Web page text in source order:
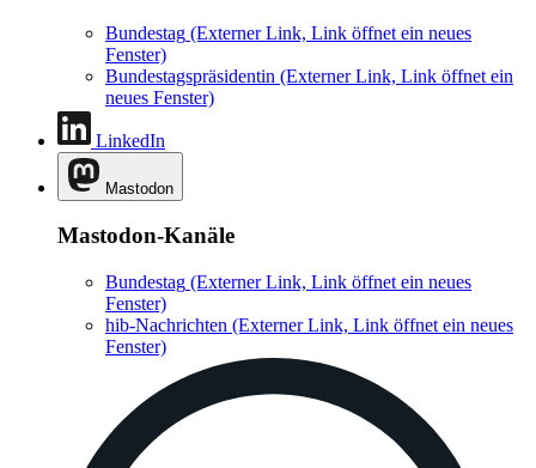
Bundestag (Externer Link, Link öffnet ein neues
Fenster)
Bundestagspräsidentin (Externer Link, Link öffnet ein
neues Fenster)
LinkedIn
Mastodon
Mastodon-Kanäle
Bundestag (Externer Link, Link öffnet ein neues
Fenster)
hib-Nachrichten (Externer Link, Link öffnet ein neues
Fenster)